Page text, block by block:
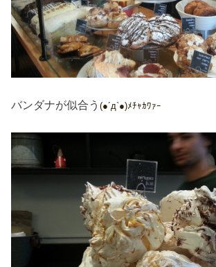
バンダナが似合う(●´д`●)ﾒﾁｬｶﾜｧｰ